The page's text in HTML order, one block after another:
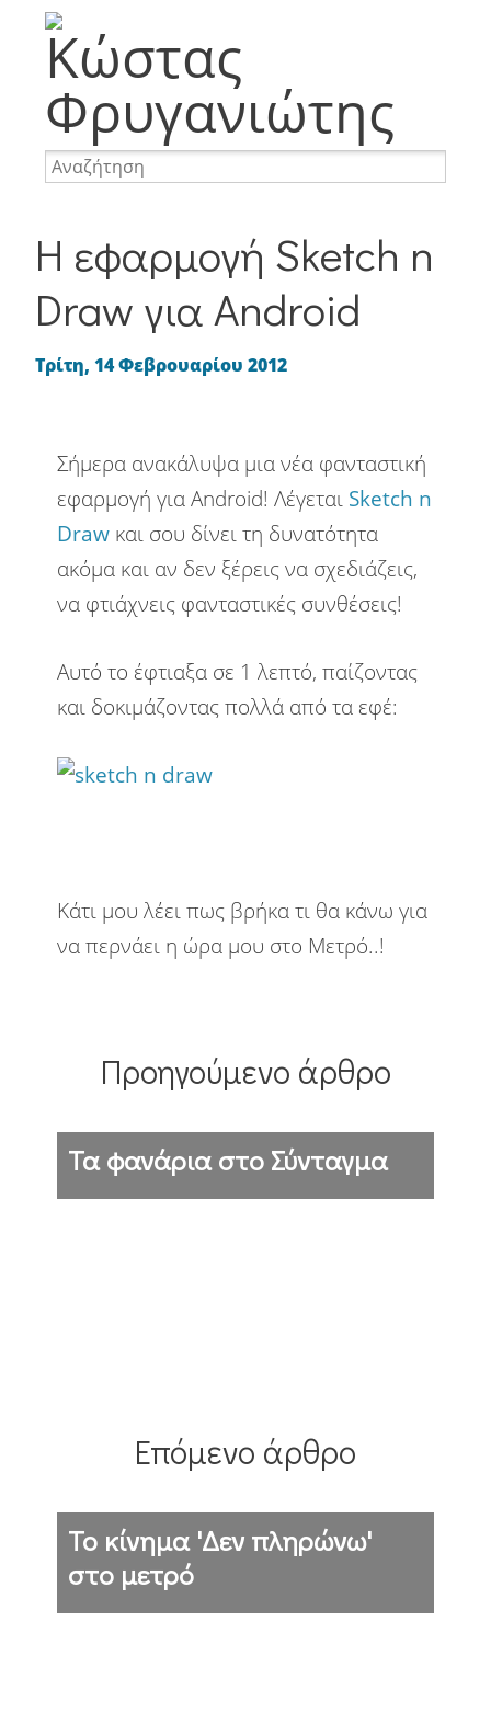
Memes Φωτογραφία
Προσωπικά Internet Nevma
Websites WordPress
Αναμνήσεις
Απορίες
Απόψεις
Αστεία
Διακοπές
Διασκέδαση
Επαγγελματικά Επιγραφές
Περιβάλλον Πινακίδες
Πολιτική Προτάσεις Σκέψεις
Στην πόλη Στο χωριό Στρατός
Τέχνες Τεχνολογία
Υπολογιστές Φανάρια Φύση
Η εφαρμογή Sketch n
Draw για Android
Τρίτη, 14 Φεβρουαρίου 2012
Σήμερα ανακάλυψα μια νέα φανταστική
εφαρμογή για Android! Λέγεται Sketch n
Drawκαι σου δίνει τη δυνατότητα
ακόμα και αν δεν ξέρεις να σχεδιάζεις,
να φτιάχνεις φανταστικές συνθέσεις!
Αυτό το έφτιαξα σε 1 λεπτό, παίζοντας
και δοκιμάζοντας πολλά από τα εφέ:
Κάτι μου λέει πως βρήκα τι θα κάνω για
να περνάει η ώρα μου στο Μετρό..!
Προηγούμενο άρθρο
Τα φανάρια στο Σύνταγμα
Επόμενο άρθρο
Το κίνημα 'Δεν πληρώνω'
στο μετρό